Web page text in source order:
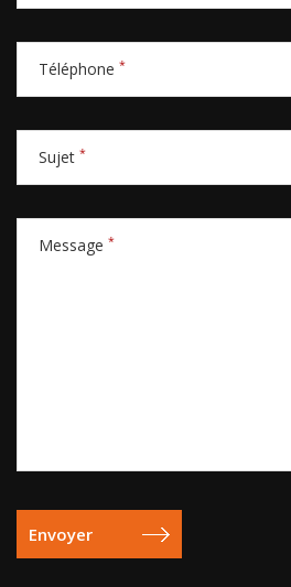
Téléphone *
Sujet *
Message *